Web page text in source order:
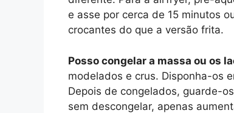
e asse por cerca de 15 minutos
crocantes do que a versão frita.
Posso congelar a massa ou os
modelados e crus. Disponha-os
Depois de congelados, guarde-
sem descongelar, apenas